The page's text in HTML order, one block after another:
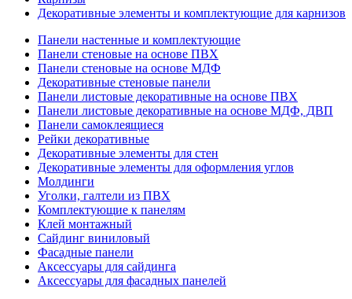
Декоративные элементы и комплектующие для карнизов
Панели настенные и комплектующие
Панели стеновые на основе ПВХ
Панели стеновые на основе МДФ
Декоративные стеновые панели
Панели листовые декоративные на основе ПВХ
Панели листовые декоративные на основе МДФ, ДВП
Панели самоклеящиеся
Рейки декоративные
Декоративные элементы для стен
Декоративные элементы для оформления углов
Молдинги
Уголки, галтели из ПВХ
Комплектующие к панелям
Клей монтажный
Сайдинг виниловый
Фасадные панели
Аксессуары для сайдинга
Аксессуары для фасадных панелей